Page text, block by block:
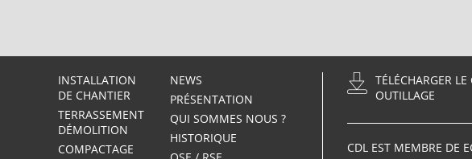
INSTALLATION
DE CHANTIER
TERRASSEMENT
DÉMOLITION
COMPACTAGE
NEWS
PRÉSENTATION
QUI SOMMES NOUS ?
HISTORIQUE
TÉLÉCHARGER
OUTILLAGE
CDL EST MEMBRE DE